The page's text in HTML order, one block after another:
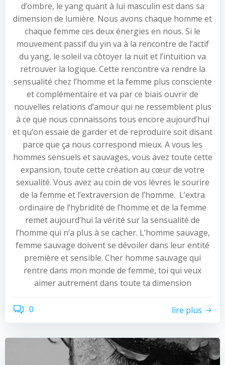
d’ombre, le yang quant à lui masculin est dans sa
dimension de lumière. Nous avons chaque homme et
chaque femme ces deux énergies en nous. Si le
mouvement passif du yin va à la rencontre de l’actif
du yang, le soleil va côtoyer la nuit et l’intuition va
retrouver la logique. Cette rencontre va rendre la
sensualité chez l’homme et la femme plus consciente
et complémentaire et va par ce biais ouvrir de
nouvelles relations d’amour qui ne ressemblent plus
à ce que nous connaissons tous encore aujourd’hui
et qu’on essaie de garder et de reproduire soit disant
parce que ça nous correspond mieux. A vous les
hommes sensuels et sauvages, vous avez toute cette
expansion, toute cette création au cœur de votre
sexualité. Vous avez au coin de vos lèvres le sourire
de la femme et l’extraversion de l’homme. L’extra
ordinaire de l’hybridité de l’homme et de la femme
remet aujourd’hui la vérité sur la sensualité de
l’homme qui n’a plus à se cacher. L’homme sauvage,
femme sauvage doivent se dévoiler dans leur entité
première et sensible. Cher homme sauvage qui
rentre dans mon monde de femme, toi qui veux
aimer autrement dans toute ta dimension
0 lire plus